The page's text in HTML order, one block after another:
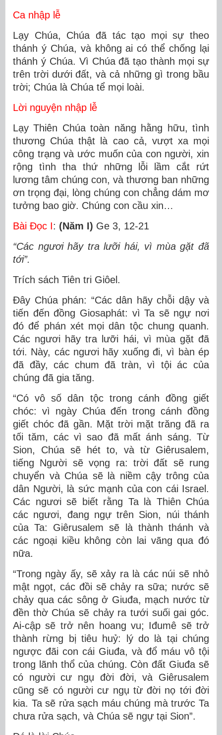
Ca nhập lễ
Lạy Chúa, Chúa đã tác tạo mọi sự theo
thánh ý Chúa, và không ai có thể chống lại
thánh ý Chúa. Vì Chúa đã tạo thành mọi sự
trên trời dưới đất, và cả những gì trong bầu
trời; Chúa là Chúa tể mọi loài.
Lời nguyện nhập lễ
Lạy Thiên Chúa toàn năng hằng hữu, tình
thương Chúa thật là cao cả, vượt xa mọi
công trạng và ước muốn của con người, xin
rộng tình tha thứ những lỗi lầm cắt rứt
lương tâm chúng con, và thương ban những
ơn trọng đại, lòng chúng con chẳng dám mơ
tưởng bao giờ. Chúng con cầu xin…
Bài Ðọc I: (Năm I) Ge 3, 12-21
“Các ngươi hãy tra lưỡi hái, vì mùa gặt đã
tới”.
Trích sách Tiên tri Giôel.
Ðây Chúa phán: “Các dân hãy chỗi dậy và
tiến đến đồng Giosaphát: vì Ta sẽ ngự nơi
đó để phán xét mọi dân tộc chung quanh.
Các ngươi hãy tra lưỡi hái, vì mùa gặt đã
tới. Này, các ngươi hãy xuống đi, vì bàn ép
đã đầy, các chum đã tràn, vì tội ác của
chúng đã gia tăng.
“Có vô số dân tộc trong cánh đồng giết
chóc: vì ngày Chúa đến trong cánh đồng
giết chóc đã gần. Mặt trời mặt trăng đã ra
tối tăm, các vì sao đã mất ánh sáng. Từ
Sion, Chúa sẽ hét to, và từ Giêrusalem,
tiếng Người sẽ vọng ra: trời đất sẽ rung
chuyển và Chúa sẽ là niềm cậy trông của
dân Người, là sức mạnh của con cái Israel.
Các ngươi sẽ biết rằng Ta là Thiên Chúa
các ngươi, đang ngự trên Sion, núi thánh
của Ta: Giêrusalem sẽ là thành thánh và
các ngoại kiều không còn lai vãng qua đó
nữa.
“Trong ngày ấy, sẽ xảy ra là các núi sẽ nhỏ
mật ngọt, các đồi sẽ chảy ra sữa; nước sẽ
chảy qua các sông ở Giuđa, mạch nước từ
đền thờ Chúa sẽ chảy ra tưới suối gai góc.
Ai-cập sẽ trở nên hoang vu; Iđumê sẽ trở
thành rừng bị tiêu huỷ: lý do là tại chúng
ngược đãi con cái Giuđa, và đổ máu vô tội
trong lãnh thổ của chúng. Còn đất Giuđa sẽ
có người cư ngụ đời đời, và Giêrusalem
cũng sẽ có người cư ngụ từ đời nọ tới đời
kia. Ta sẽ rửa sạch máu chúng mà trước Ta
chưa rửa sạch, và Chúa sẽ ngự tại Sion”.